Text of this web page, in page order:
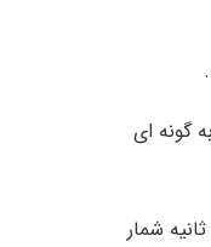
سیتیزن به گونه ای
شمار